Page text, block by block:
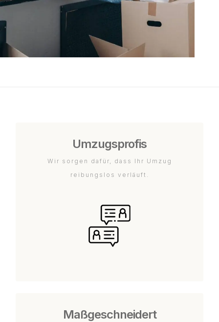
Umzugsprofis
Wir sorgen dafür, dass Ihr Umzug
reibungslos verläuft.
Maßgeschneidert